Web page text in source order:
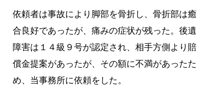
依頼者は事故により脚部を骨折し、骨折部は癒
合良好であったが、痛みの症状が残った。後遺
障害は１４級９号が認定され、相手方側より賠
償金提案があったが、その額に不満があったた
め、当事務所に依頼をした。